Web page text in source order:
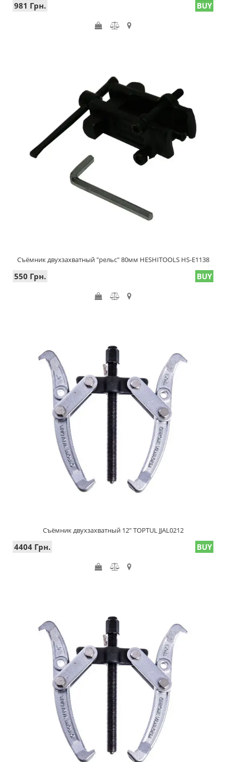
981 Грн. BUY
Съёмник двухзахватный "рельс" 80мм HESHITOOLS HS-E1138
550 Грн. BUY
Съёмник двухзахватный 12" TOPTUL JJAL0212
4404 Грн. BUY